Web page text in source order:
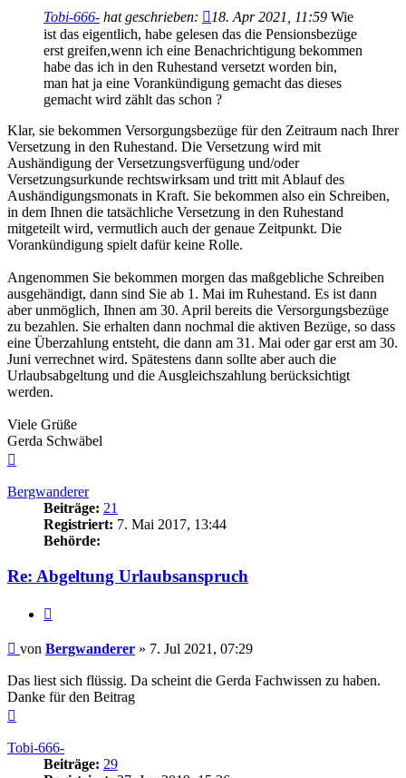
Tobi-666- hat geschrieben: 18. Apr 2021, 11:59 Wie
ist das eigentlich, habe gelesen das die Pensionsbezüge
erst greifen,wenn ich eine Benachrichtigung bekommen
habe das ich in den Ruhestand versetzt worden bin,
man hat ja eine Vorankündigung gemacht das dieses
gemacht wird zählt das schon ?
Klar, sie bekommen Versorgungsbezüge für den Zeitraum nach Ihrer
Versetzung in den Ruhestand. Die Versetzung wird mit
Aushändigung der Versetzungsverfügung und/oder
Versetzungsurkunde rechtswirksam und tritt mit Ablauf des
Aushändigungsmonats in Kraft. Sie bekommen also ein Schreiben,
in dem Ihnen die tatsächliche Versetzung in den Ruhestand
mitgeteilt wird, vermutlich auch der genaue Zeitpunkt. Die
Vorankündigung spielt dafür keine Rolle.
Angenommen Sie bekommen morgen das maßgebliche Schreiben
ausgehändigt, dann sind Sie ab 1. Mai im Ruhestand. Es ist dann
aber unmöglich, Ihnen am 30. April bereits die Versorgungsbezüge
zu bezahlen. Sie erhalten dann nochmal die aktiven Bezüge, so dass
eine Überzahlung entsteht, die dann am 31. Mai oder gar erst am 30.
Juni verrechnet wird. Spätestens dann sollte aber auch die
Urlaubsabgeltung und die Ausgleichszahlung berücksichtigt
werden.
Viele Grüße
Gerda Schwäbel
Bergwanderer
Beiträge: 21
Registriert: 7. Mai 2017, 13:44
Behörde:
Re: Abgeltung Urlaubsanspruch
Beitrag
von Bergwanderer » 7. Jul 2021, 07:29
Das liest sich flüssig. Da scheint die Gerda Fachwissen zu haben.
Danke für den Beitrag
Tobi-666-
Beiträge: 29